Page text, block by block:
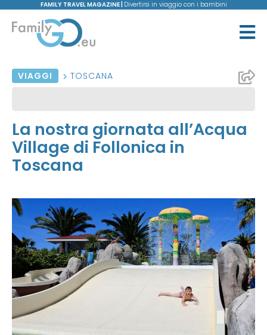
FAMILY TRAVEL MAGAZINE | Divertirsi in viaggio con i bambini
VIAGGI TOSCANA
La nostra giornata all’Acqua
Village di Follonica in
Toscana